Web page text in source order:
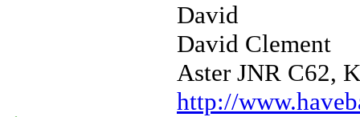
David
David Clement
Aster JNR C62,
http://